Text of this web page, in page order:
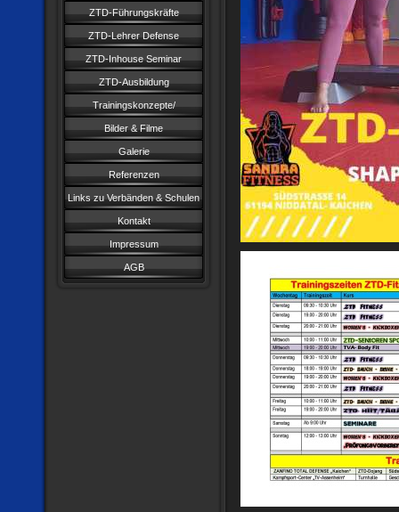
ZTD-Führungskräfte
ZTD-Lehrer Defense
ZTD-Inhouse Seminar
ZTD-Ausbildung
Trainingskonzepte/
Bilder & Filme
Galerie
Referenzen
Links zu Verbänden & Schulen
Kontakt
Impressum
AGB